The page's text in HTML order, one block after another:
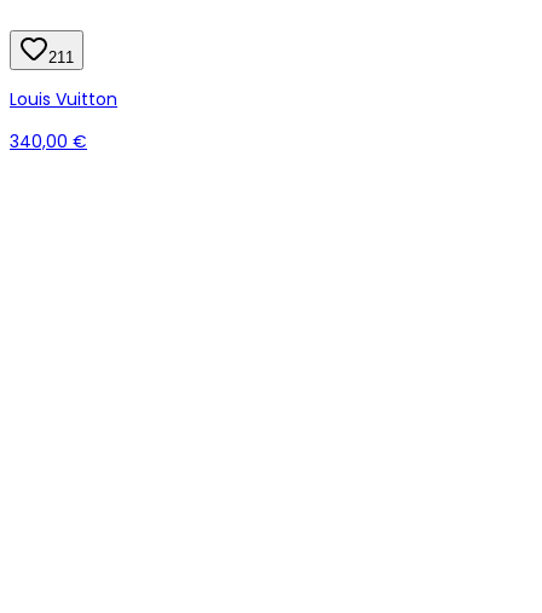
211
Louis Vuitton
340,00 €